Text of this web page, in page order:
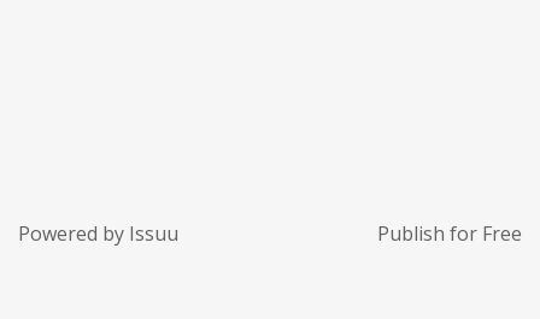
Powered by Issuu Publish for Free